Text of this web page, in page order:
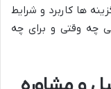
ها کاربرد و شرایط
چه وقتی و برای چه